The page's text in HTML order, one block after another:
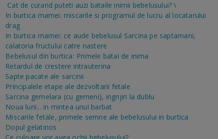
Cat de curand puteti auzi bataile inimii bebelusului? \
In burtica mamei: miscarile si programul de lucru al locatarului
drag
In burtica mamei: ce aude bebelusul Sarcina pe saptamani,
calatoria fructului catre nastere
Bebelusul din burtica: Primele batai de inima
Retardul de crestere intrauterina
Sapte pacate ale sarcinii
Principalele etape ale dezvoltarii fetale
Sarcina gemelara (cu gemeni), ingrijiri la dublu
Noua luni... in mintea unui barbat
Miscarile fetale, primele semne ale bebelusului in burtica
Dopul gelatinos